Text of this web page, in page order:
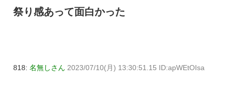
祭り感あって面白かった
818: 名無しさん 2023/07/10(月) 13:30:51.15 ID:apWEtOIsa